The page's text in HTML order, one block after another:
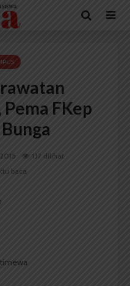
FKep
137 dilihat
baca